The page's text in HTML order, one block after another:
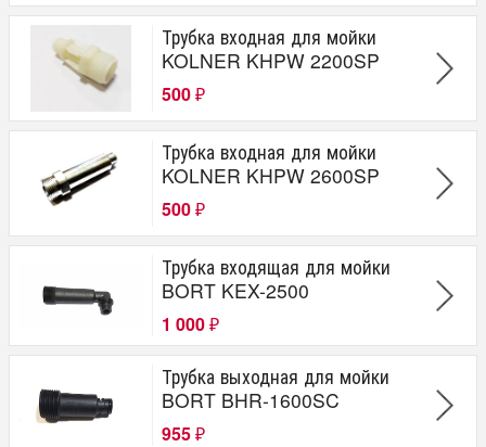
Трубка входная для мойки
KOLNER KHPW 2200SP
500 ₽
Трубка входная для мойки
KOLNER KHPW 2600SP
500 ₽
Трубка входящая для мойки
BORT KEX-2500
1 000 ₽
Трубка выходная для мойки
BORT BHR-1600SC
955 ₽